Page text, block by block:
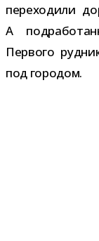
пере­хо­дили
А
Первого
под городом.